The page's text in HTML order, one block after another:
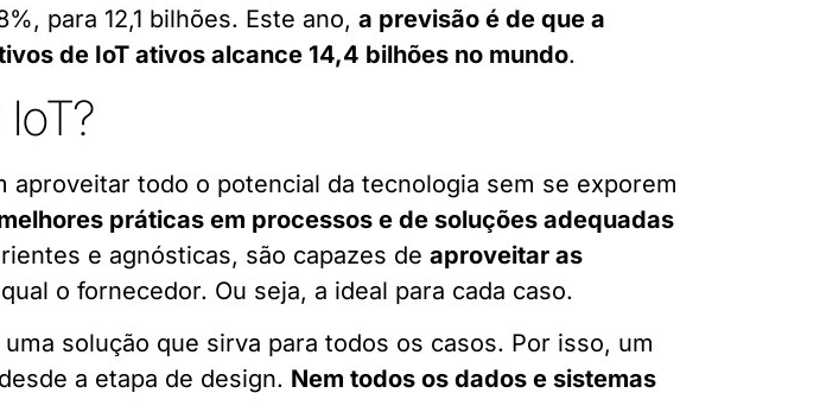
para 12,1 bilhões. Este ano,a previsão é de que a
de IoT ativos alcance 14,4 bilhões no mundo.
todo o potencial da tecnologia sem se exporem
práticas em processos e de soluções adequadas
e agnósticas, são capazes deaproveitar as
o fornecedor. Ou seja, a ideal para cada caso.
solução que sirva para todos os casos. Por isso, um
a etapa de design. Nem todos os dados e sistemas